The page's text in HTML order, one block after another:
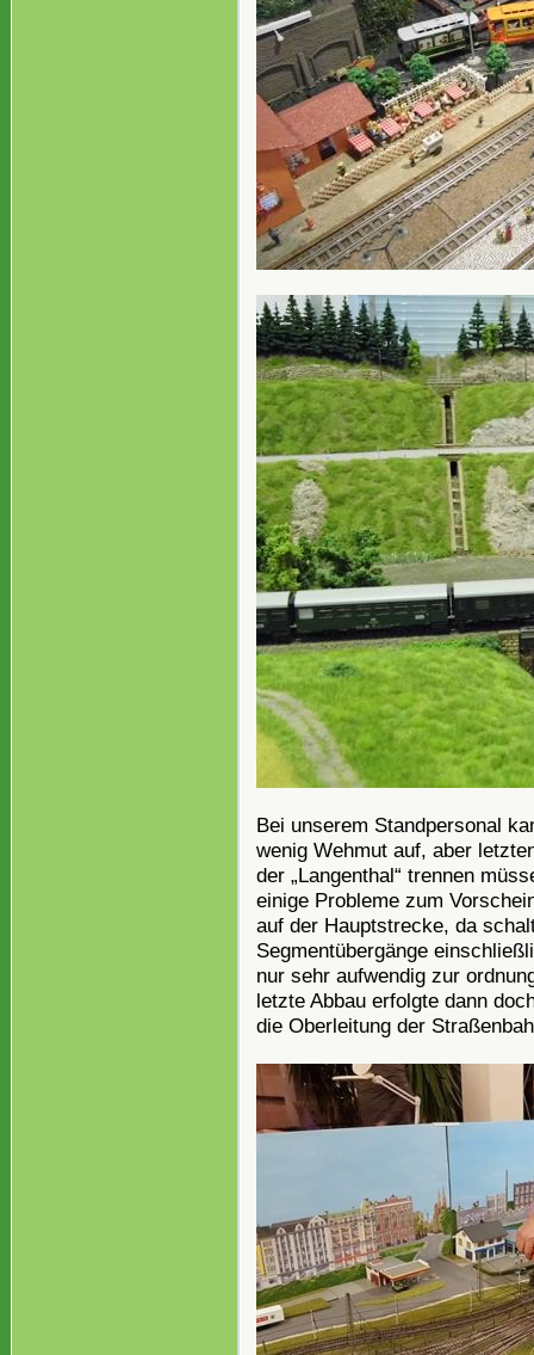
Bei unserem Standpersonal
wenig Wehmut auf, aber
der „Langenthal“ trennen
einige Probleme zum
auf der Hauptstrecke, da
Segmentübergänge
nur sehr aufwendig zur
letzte Abbau erfolgte dann
die Oberleitung der